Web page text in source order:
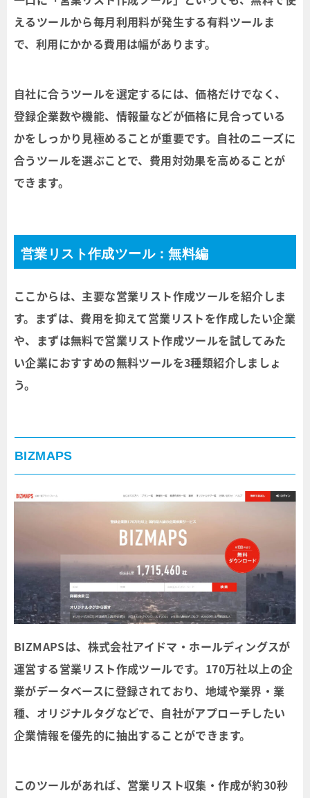
えるツールから毎月利用料が発生する有料ツールま
で、利用にかかる費用は幅があります。
自社に合うツールを選定するには、価格だけでなく、
登録企業数や機能、情報量などが価格に見合っている
かをしっかり見極めることが重要です。自社のニーズに
合うツールを選ぶことで、費用対効果を高めることが
できます。
営業リスト作成ツール：無料編
ここからは、主要な営業リスト作成ツールを紹介しま
す。まずは、費用を抑えて営業リストを作成したい企業
や、まずは無料で営業リスト作成ツールを試してみた
い企業におすすめの無料ツールを3種類紹介しましょ
う。
BIZMAPS
BIZMAPSは、株式会社アイドマ・ホールディングスが
運営する営業リスト作成ツールです。170万社以上の企
業がデータベースに登録されており、地域や業界・業
種、オリジナルタグなどで、自社がアプローチしたい
企業情報を優先的に抽出することができます。
このツールがあれば、営業リスト収集・作成が約30秒